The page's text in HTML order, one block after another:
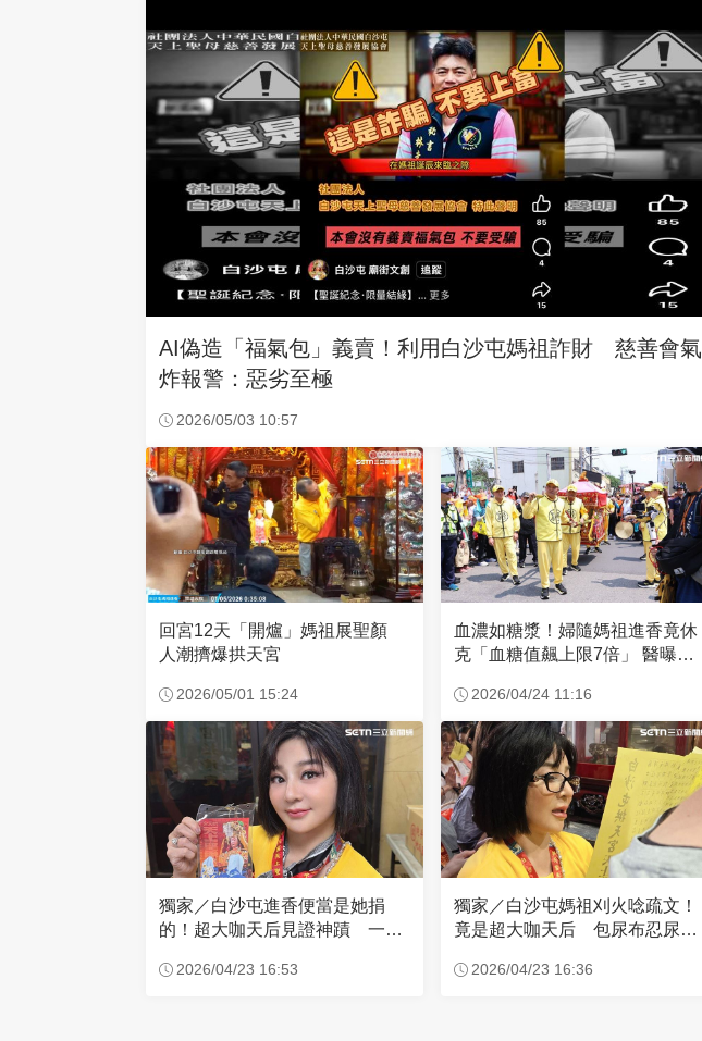
AI偽造「福氣包」義賣！利用白沙屯媽祖詐財 慈善會氣
炸報警：惡劣至極
2026/05/03 10:57
回宮12天「開爐」媽祖展聖顏
人潮擠爆拱天宮
2026/05/01 15:24
血濃如糖漿！婦隨媽祖進香竟休
克「血糖值飆上限7倍」 醫曝原
2026/04/24 11:16
獨家／白沙屯進香便當是她捐
的！超大咖天后見證神蹟 一靠
2026/04/23 16:53
獨家／白沙屯媽祖刈火唸疏文！
竟是超大咖天后 包尿布忍尿5
2026/04/23 16:36